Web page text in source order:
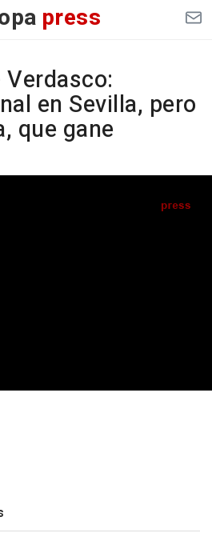
press
en Sevilla, pero
que gane